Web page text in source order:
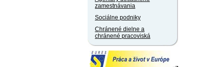
zamestnávania
Sociálne podniky
Chránené dielne a
chránené pracoviská